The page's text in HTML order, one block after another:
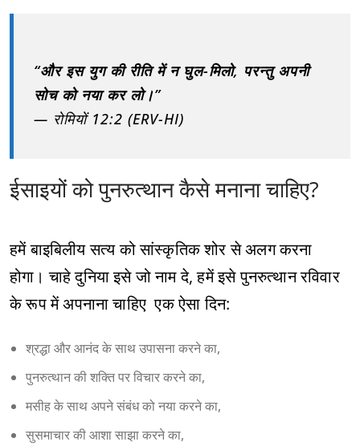
“और इस युग की रीति में न घुल-मिलो, परन्तु अपनी
सोच को नया कर लो।”
— रोमियों 12:2 (ERV-HI)
ईसाइयों को पुनरुत्थान कैसे मनाना चाहिए?
हमें बाइबिलीय सत्य को सांस्कृतिक शोर से अलग करना
होगा। चाहे दुनिया इसे जो नाम दे, हमें इसे पुनरुत्थान रविवार
के रूप में अपनाना चाहिए एक ऐसा दिन:
श्रद्धा और आनंद के साथ उपासना करने का,
पुनरुत्थान की शक्ति पर विचार करने का,
मसीह के साथ अपने संबंध को नया करने का,
सुसमाचार की आशा साझा करने का,